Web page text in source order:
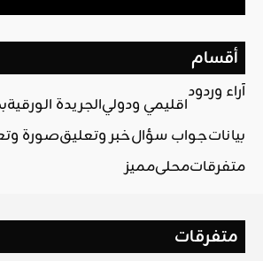
أقسام
آراء وردود
اقليمي ودوليالجريدة الورقية
بياناتجواب سؤالخبر وتعليقصورة
متفرقاتمحليمميز
متفرقات